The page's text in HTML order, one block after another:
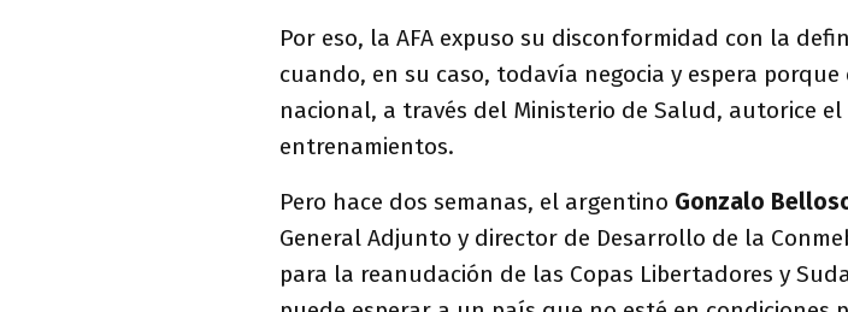
Por eso, la AFA expuso su disconformidad con la
cuando, en su caso, todavía negocia y espera porque
nacional, a través del Ministerio de Salud, autorice
entrenamientos.
Pero hace dos semanas, el argentino Gonzalo
General Adjunto y director de Desarrollo de la
para la reanudación de las Copas Libertadores y